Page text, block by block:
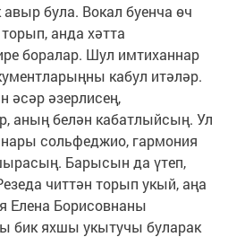
була. Вокал буенча өч
анда хәтта
боралар. Шул имтиханнар
кабул итәләр.
әсәр әзерлисең,
аның белән кабатлыйсың. Ул
сольфеджио, гармония
Барысын да үтеп,
читтән торып укый, аңа
Елена Борисовнаны
бик яхшы укытучы буларак